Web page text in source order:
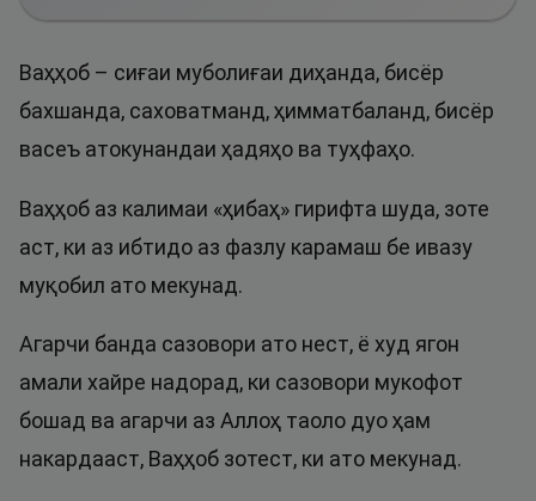
Ваҳҳоб – сиғаи муболиғаи диҳанда, бисёр
бахшанда, саховатманд, ҳимматбаланд, бисёр
васеъ атокунандаи ҳадяҳо ва туҳфаҳо.
Ваҳҳоб аз калимаи «ҳибаҳ» гирифта шуда, зоте
аст, ки аз ибтидо аз фазлу карамаш бе ивазу
муқобил ато мекунад.
Агарчи банда сазовори ато нест, ё худ ягон
амали хайре надорад, ки сазовори мукофот
бошад ва агарчи аз Аллоҳ таоло дуо ҳам
накардааст, Ваҳҳоб зотест, ки ато мекунад.